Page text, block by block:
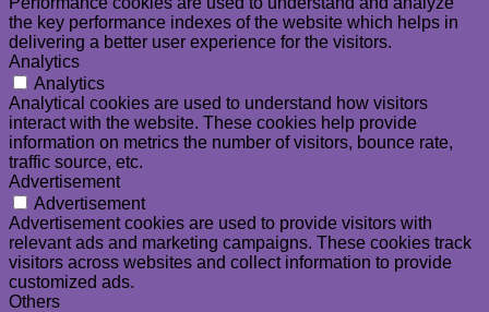
the key performance indexes of the website which helps in
delivering a better user experience for the visitors.
Analytics
Analytics
Analytical cookies are used to understand how visitors
interact with the website. These cookies help provide
information on metrics the number of visitors, bounce rate,
traffic source, etc.
Advertisement
Advertisement
Advertisement cookies are used to provide visitors with
relevant ads and marketing campaigns. These cookies track
visitors across websites and collect information to provide
customized ads.
Others